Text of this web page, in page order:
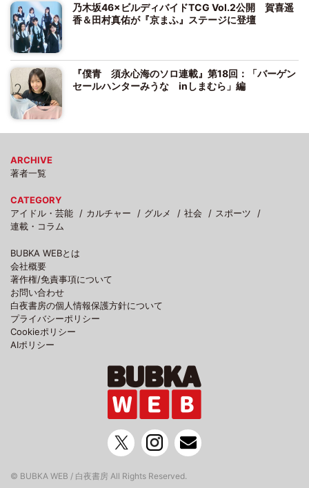
乃木坂46×ビルディバイドTCG Vol.2公開 賀喜遥
香＆田村真佑が『京まふ』ステージに登壇
『僕青 須永心海のソロ連載』第18回：「バーゲン
セールハンターみうな inしまむら」編
ARCHIVE
著者一覧
CATEGORY
アイドル・芸能
カルチャー グルメ 社会
スポーツ
連載・コラム
BUBKA WEBとは
会社概要
著作権/免責事項について
お問い合わせ
白夜書房の個人情報保護方針について
プライバシーポリシー
Cookieポリシー
AIポリシー
© BUBKA WEB / 白夜書房 All Rights Reserved.